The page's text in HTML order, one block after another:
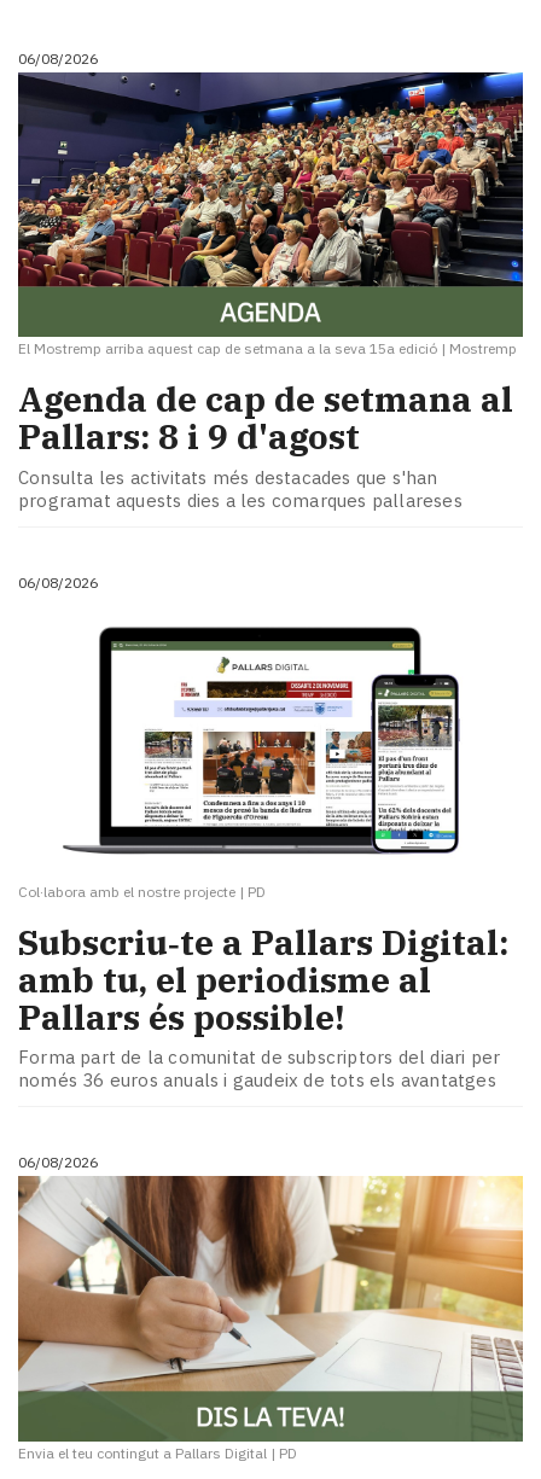
Cultura
Esports
Mai
tant!
TV
i
mitjans
El
Entrevistes
Enquestes
A
escena!
la
teva!
La
Editorial
06/08/2026
El Mostremp arriba aquest cap de setmana a la seva 15a edició | Mostremp
Agenda de cap de setmana al
Pallars: 8 i 9 d'agost
Consulta les activitats més destacades que s'han
programat aquests dies a les comarques pallareses
06/08/2026
Col·labora amb el nostre projecte | PD
Subscriu‑te a Pallars Digital:
amb tu, el periodisme al
Pallars és possible!
Forma part de la comunitat de subscriptors del diari per
només 36 euros anuals i gaudeix de tots els avantatges
06/08/2026
Envia el teu contingut a Pallars Digital | PD